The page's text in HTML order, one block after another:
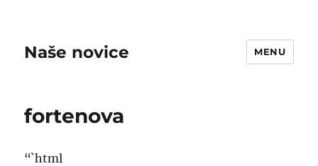
Naše novice MENU
fortenova
“`html